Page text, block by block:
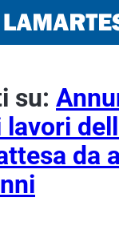
su:
lavori
da